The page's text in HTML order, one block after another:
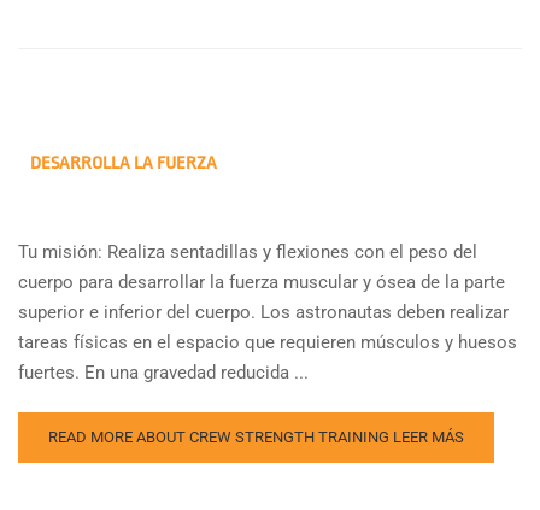
DESARROLLA LA FUERZA
Tu misión: Realiza sentadillas y flexiones con el peso del
cuerpo para desarrollar la fuerza muscular y ósea de la parte
superior e inferior del cuerpo. Los astronautas deben realizar
tareas físicas en el espacio que requieren músculos y huesos
fuertes. En una gravedad reducida ...
READ MORE ABOUT CREW STRENGTH TRAINING LEER MÁS